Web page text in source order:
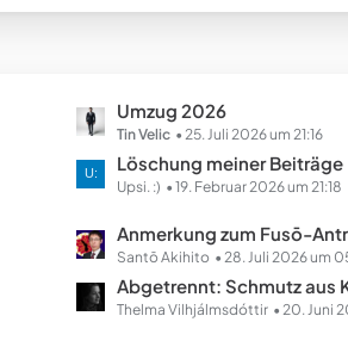
r
e
ä
e
L
e
t
z
e
Umzug 2026
Tin Velic 25. Juli 2026 um 21:16
Löschung meiner Beiträge
Upsi. :) 19. Februar 2026 um 21:18
L
e
t
z
Anmerkung zum Fusō-
Santō Akihito 28. Juli 2026 um
Abgetrennt: Schmutz aus Kaiserreich
Thelma Vilhjálmsdóttir 20. Juni